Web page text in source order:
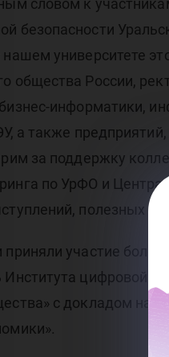
словом к
безопасности
университете
общества России,
информатики,
а также
за поддержку
по УрФО и
полезных
участие
Института цифровой
с докладом на